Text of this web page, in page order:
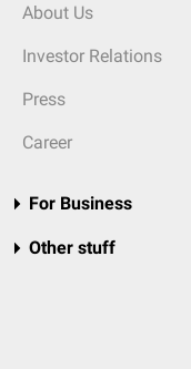
About Us
Investor Relations
Press
Career
For Business
Other stuff